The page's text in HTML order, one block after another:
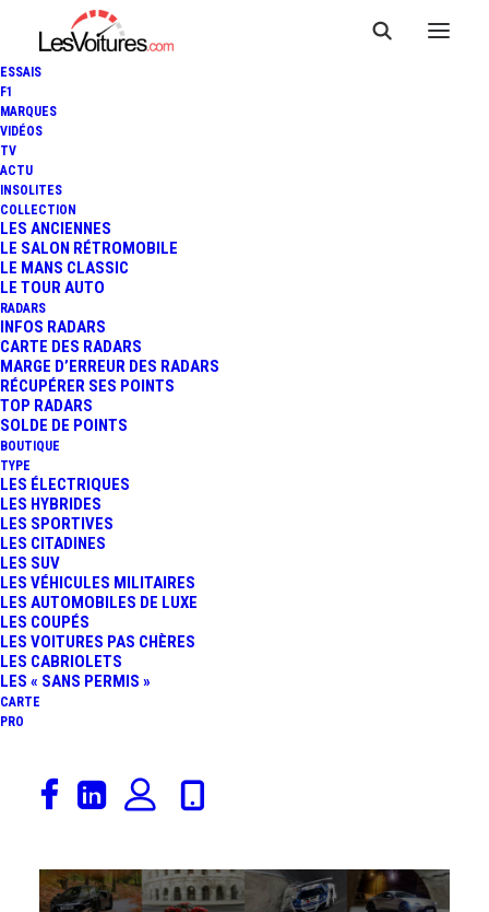
ESSAIS
F1
MARQUES
VIDÉOS
TV
ACTU
INSOLITES
COLLECTION
LES ANCIENNES
LE SALON RÉTROMOBILE
LE MANS CLASSIC
LE TOUR AUTO
RADARS
INFOS RADARS
CARTE DES RADARS
MARGE D’ERREUR DES RADARS
RÉCUPÉRER SES POINTS
TOP RADARS
SOLDE DE POINTS
BOUTIQUE
TYPE
LES ÉLECTRIQUES
LES HYBRIDES
LES SPORTIVES
LES CITADINES
LES SUV
LES VÉHICULES MILITAIRES
LES AUTOMOBILES DE LUXE
LES COUPÉS
LES VOITURES PAS CHÈRES
LES CABRIOLETS
LES « SANS PERMIS »
CARTE
PRO
MERCEDES-BENZ CLASSE E
300 BLUETEC HYBRID : 2000
KM AVEC UN PLEIN !
1 Minutes
Tanger-Goodwoodavec un seul plein. Voici le défi que
vient de relever un journaliste anglais au volant de la